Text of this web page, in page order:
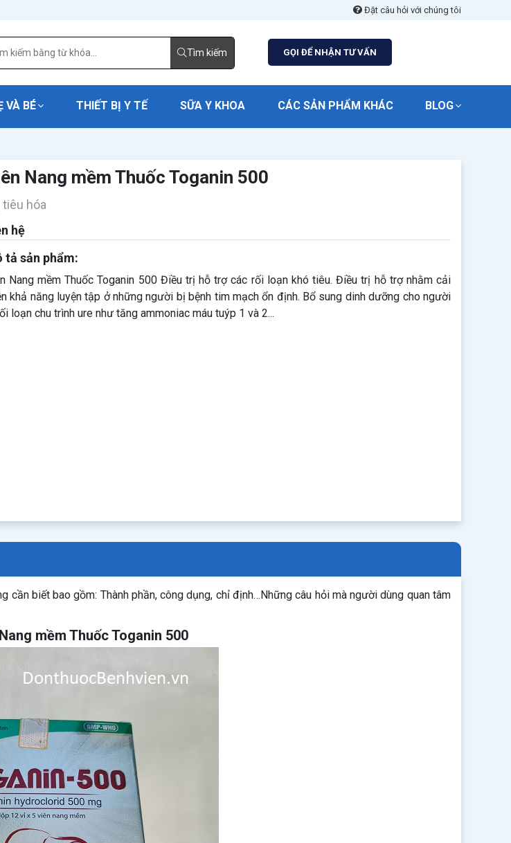
Đặt câu hỏi với chúng tôi
Tìm kiếm GỌI ĐỂ NHẬN TƯ VẤN
VÀ BÉ THIẾT BỊ Y TẾ SỮA Y KHOA CÁC SẢN PHẨM KHÁC BLOG
Nang mềm Thuốc Toganin 500
tiêu hóa
hệ
tả sản phẩm:
Nang mềm Thuốc Toganin 500 Điều trị hỗ trợ các rối loạn khó tiêu. Điều trị hỗ trợ nhằm cải
khả năng luyện tập ở những người bị bệnh tim mạch ổn định. Bổ sung dinh dưỡng cho người
loạn chu trình ure như tăng ammoniac máu tuýp 1 và 2...
biết bao gồm: Thành phần, công dụng, chỉ định…Những câu hỏi mà người dùng quan tâm
mềm Thuốc Toganin 500